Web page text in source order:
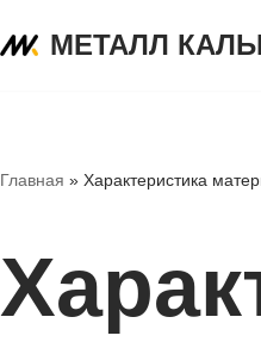
МЕТАЛЛ
Главная » Характеристика